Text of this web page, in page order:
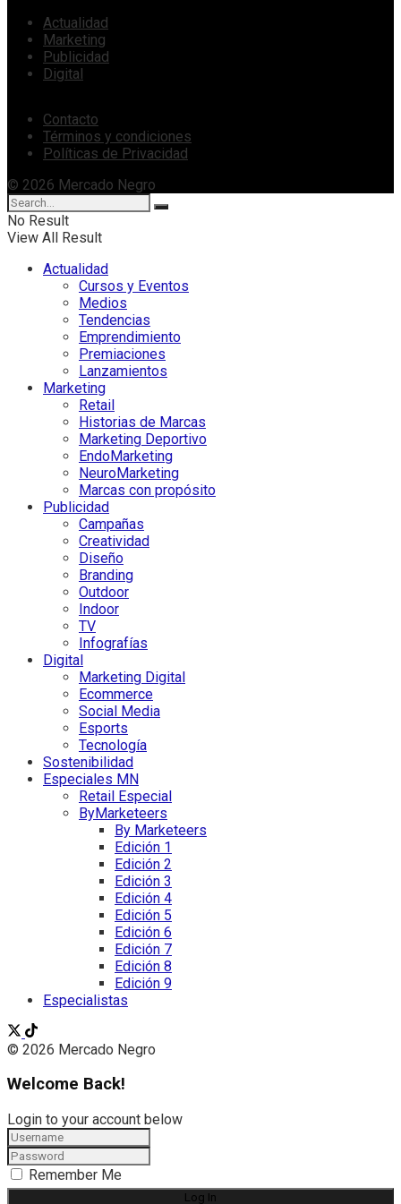
Actualidad
Marketing
Publicidad
Digital
Contacto
Términos y condiciones
Políticas de Privacidad
© 2026 Mercado Negro
No Result
View All Result
Actualidad
Cursos y Eventos
Medios
Tendencias
Emprendimiento
Premiaciones
Lanzamientos
Marketing
Retail
Historias de Marcas
Marketing Deportivo
EndoMarketing
NeuroMarketing
Marcas con propósito
Publicidad
Campañas
Creatividad
Diseño
Branding
Outdoor
Indoor
TV
Infografías
Digital
Marketing Digital
Ecommerce
Social Media
Esports
Tecnología
Sostenibilidad
Especiales MN
Retail Especial
ByMarketeers
By Marketeers
Edición 1
Edición 2
Edición 3
Edición 4
Edición 5
Edición 6
Edición 7
Edición 8
Edición 9
Especialistas
© 2026 Mercado Negro
Welcome Back!
Login to your account below
Remember Me